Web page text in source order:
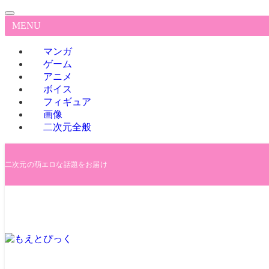
MENU
マンガ
ゲーム
アニメ
ボイス
フィギュア
画像
二次元全般
二次元の萌エロな話題をお届け